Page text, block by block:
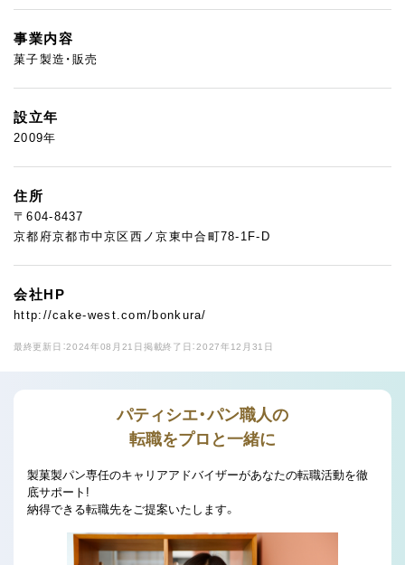
事業内容
菓子製造・販売
設立年
2009年
住所
〒604-8437
京都府京都市中京区西ノ京東中合町78-1F-D
会社HP
http://cake-west.com/bonkura/
最終更新日：2024年08月21日 掲載終了日：2027年12月31日
パティシエ・パン職人の
転職をプロと一緒に
製菓製パン専任のキャリアアドバイザーがあなたの転職活動を徹
底サポート!
納得できる転職先をご提案いたします。